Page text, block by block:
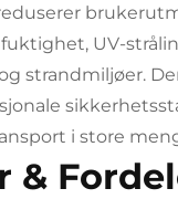
UV-
strandmiljøer.
i store
&